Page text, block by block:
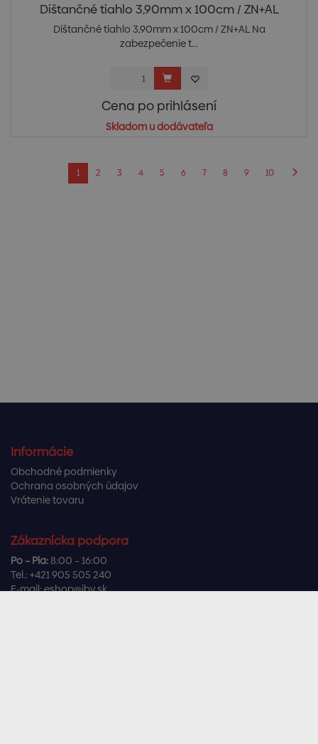
Dištančné tiahlo 3,90mm x 100cm / ZN+AL
Dištančné tiahlo 3,90mm x 100cm / ZN+AL Na
zabezpečenie t...
Cena po prihlásení
Skladom u dodávateľa
1 2 3 4 5 6 7 8 9 10
Informácie
Obchodné podmienky
Ochrana osobných údajov
Vrátenie tovaru
Zákaznícka podpora
Po – Pia:8:00 – 16:00
Tel.: +421 905 505 240
E-mail:eshop@ibv.sk